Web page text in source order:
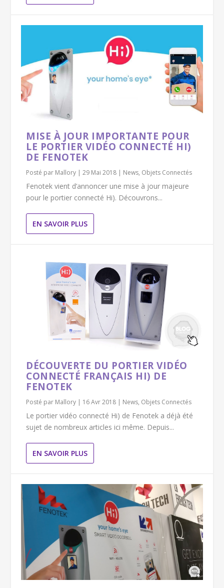
MISE À JOUR IMPORTANTE POUR
LE PORTIER VIDÉO CONNECTÉ HI)
DE FENOTEK
Posté par Mallory |29 Mai 2018 | News, Objets Connectés
Fenotek vient d’annoncer une mise à jour majeure
pour le portier connecté Hi). Découvrons...
EN SAVOIR PLUS
DÉCOUVERTE DU PORTIER VIDÉO
CONNECTÉ FRANÇAIS HI) DE
FENOTEK
Posté par Mallory | 16 Avr 2018 | News, Objets Connectés
Le portier vidéo connecté Hi) de Fenotek a déjà été
sujet de nombreux articles ici même. Depuis...
EN SAVOIR PLUS